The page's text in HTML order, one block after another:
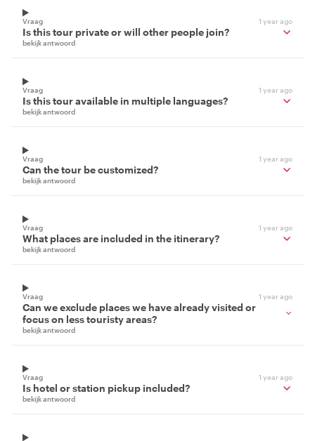
Vraag 1 year ago
Is this tour private or will other people join?
bekijk antwoord
Vraag 1 year ago
Is this tour available in multiple languages?
bekijk antwoord
Vraag 1 year ago
Can the tour be customized?
bekijk antwoord
Vraag 1 year ago
What places are included in the itinerary?
bekijk antwoord
Vraag 1 year ago
Can we exclude places we have already visited or
focus on less touristy areas?
bekijk antwoord
Vraag 1 year ago
Is hotel or station pickup included?
bekijk antwoord